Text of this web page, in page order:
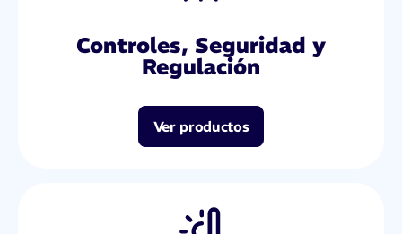
Controles, Seguridad y
Regulación
Ver productos